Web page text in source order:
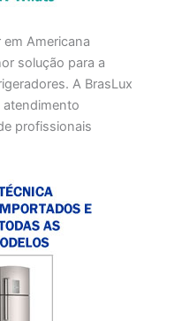
Americana
solução para a
A BrasLux
profissionais